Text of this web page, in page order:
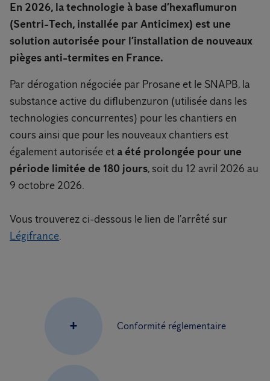
En 2026, la technologie à base d’hexaflumuron
(Sentri-Tech, installée par Anticimex) est une
solution autorisée pour l’installation de nouveaux
pièges anti-termites en France.
Par dérogation négociée par Prosane et le SNAPB, la
substance active du diflubenzuron (utilisée dans les
technologies concurrentes) pour les chantiers en
cours ainsi que pour les nouveaux chantiers est
également autorisée eta été prolongée pour une
période limitée de 180 jours, soit du 12 avril 2026 au
9 octobre 2026.
Vous trouverez ci-dessous le lien de l’arrêté sur
Légifrance.
+ Conformité réglementaire